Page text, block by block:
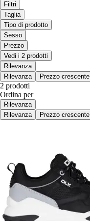
Filtri
Taglia
Tipo di prodotto
Sesso
Prezzo
Vedi i 2 prodotti
Rilevanza
Rilevanza
Prezzo crescente
2 prodotti
Ordina per
Rilevanza
Rilevanza
Prezzo crescente